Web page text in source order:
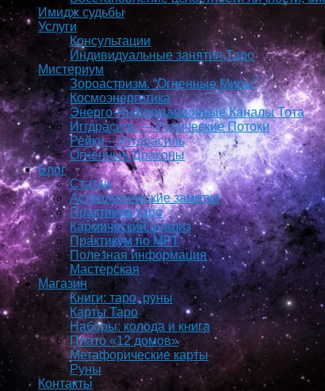
Имидж судьбы
Услуги
Консультации
Индивидуальные занятия,Таро
Мистериум
Зороастризм. “Огненные Миры”
Космоэнергетика
Энерго-Информационные Каналы Тота
Иггдрасиль — Рунические Потоки
Рейки – Иггдрасиль
Огненные Драконы
Блог
Статьи
Астрологические заметки
Практикум таро
Кармический анализ
Практикум по МРТ
Полезная информация
Мастерская
Магазин
Книги: таро, руны
Карты Таро
Наборы: колода и книга
Плато «12 домов»
Метафорические карты
Руны
Контакты